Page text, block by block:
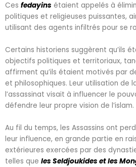
Ces fedayins étaient appelés à
politiques et religieuses puissantes,
utilisant des agents infiltrés pour se
Certains historiens suggèrent qu’ils
objectifs politiques et territoriaux,
affirment qu’ils étaient motivés par
et philosophiques. Leur utilisation de
l’assassinat visait à influencer le
défendre leur propre vision de l’islam.
Au fil du temps, les Assassins ont
leur influence, en grande partie en
extérieures exercées par des
telles que les Seldjoukides et les